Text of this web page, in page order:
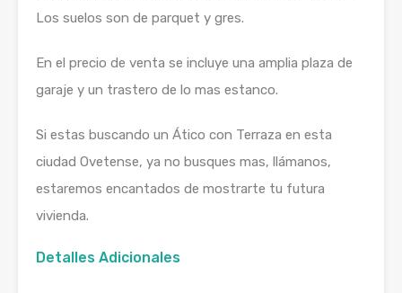
Los suelos son de parquet y gres.
En el precio de venta se incluye una amplia plaza de
garaje y un trastero de lo mas estanco.
Si estas buscando un Ático con Terraza en esta
ciudad Ovetense, ya no busques mas, llámanos,
estaremos encantados de mostrarte tu futura
vivienda.
Detalles Adicionales